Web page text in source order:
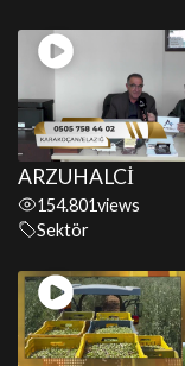
ARZUHALCİ
154.801views
Sektör